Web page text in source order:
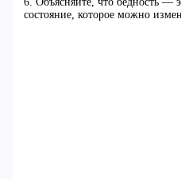
состояние, которое можно